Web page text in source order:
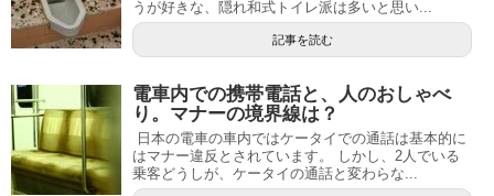
うが好きな、隠れ和式トイレ派は多いと思い...
記事を読む
電車内での携帯電話と、人のおしゃべ
り。マナーの境界線は？
日本の電車の車内ではケータイでの通話は基本的に
はマナー違反とされています。 しかし、2人でいる
乗客どうしが、ケータイの通話と変わらな...